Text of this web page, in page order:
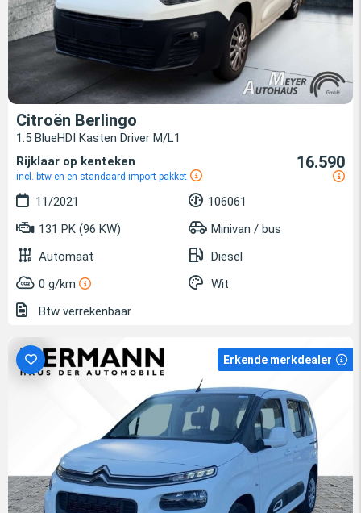
Citroën Berlingo
1.5 BlueHDI Kasten Driver M/L1
Rijklaar op kenteken
incl. btw en en standaard import pakket
16.590
11/2021
106061
131 PK (96 KW)
Minivan / bus
Automaat
Diesel
0 g/km
Wit
Btw verrekenbaar
Erkende merkdealer